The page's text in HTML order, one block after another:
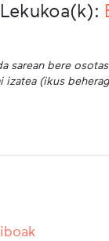
Lekukoa(k):
sarean bere
izatea (ikus